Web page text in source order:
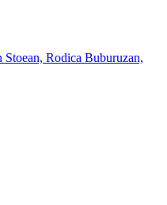
Rodica Buburuzan,